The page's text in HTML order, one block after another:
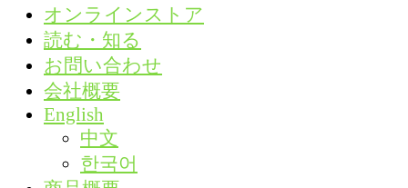
オンラインストア
読む・知る
お問い合わせ
会社概要
English
中文
한국어